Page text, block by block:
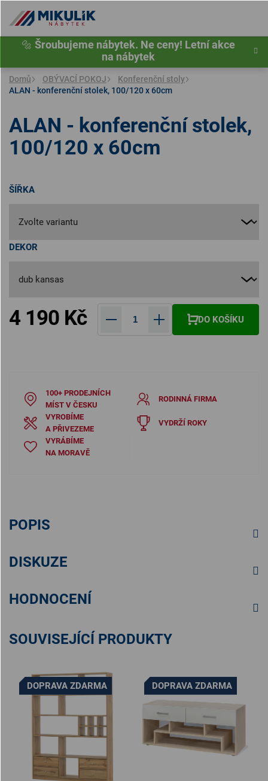
obsah
🔩 Šroubujeme nábytek. Ne ceny! Letní akce
na nábytek
Domů OBÝVACÍ POKOJ
Konferenční stoly
ALAN - konferenční stolek, 100/120 x 60cm
ŠÍŘKA
DEKOR
4 190 Kč DO KOŠÍKU
ALAN - konferenční stolek,
100/120 x 60cm
100+ PRODEJNÍCH
MÍST V ČESKU
RODINNÁ FIRMA
VYROBÍME
A PŘIVEZEME
VYDRŽÍ ROKY
VYRÁBÍME
NA MORAVĚ
POPIS
DISKUZE
HODNOCENÍ
SOUVISEJÍCÍ PRODUKTY
DOPRAVA ZDARMA DOPRAVA ZDARMA